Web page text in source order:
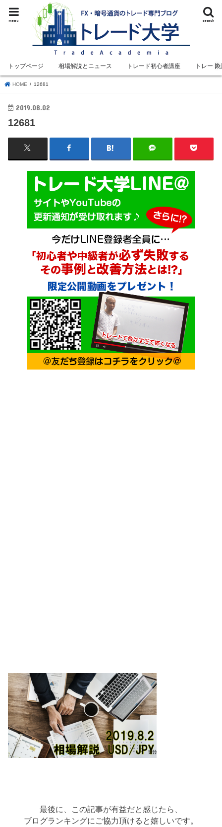
search
menu
トップページ 相場解説とニュース トレード初心者講座 トレード
HOME 12681
2019.08.02
12681
最後に、この記事が有益だと感じたら、
ブログランキングにご協力頂けると嬉しいです。